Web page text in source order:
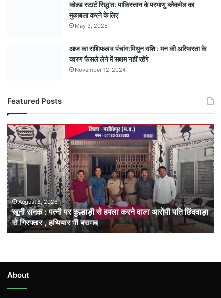
कोल्ड स्टार्ट सिद्धांत: पाकिस्तान के परमाणु ब्लैकमेल का
मुकाबला करने के लिए
May 3, 2025
आज का राशिफल व पंचांग:मिथुन राशि : मन की अस्थिरता के
कारण फैसले लेने में सक्षम नहीं रहेंगे
November 12, 2024
Featured Posts
खूनी
सनक
:
पत्नी
पर
कुल्हाड़ी
से
हमला
करने
वाला
आरोपी
से
गिरफ्तार
August 8, 2026
खूनी सनक : पत्नी पर कुल्हाड़ी से हमला करने वाला आरोपी पति छिंदवाड़ा
से गिरफ्तार , हथियार भी बरामद
About